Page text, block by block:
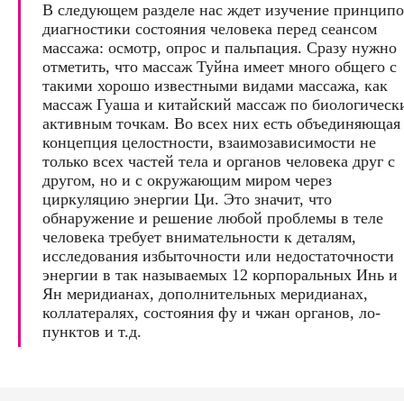
В следующем разделе нас ждет изучение
диагностики состояния человека перед сеансом
массажа: осмотр, опрос и пальпация. Сразу нужно
отметить, что массаж Туйна имеет много общего с
такими хорошо известными видами массажа, как
массаж Гуаша и китайский массаж по
активным точкам. Во всех них есть объединяющая
концепция целостности, взаимозависимости не
только всех частей тела и органов человека друг с
другом, но и с окружающим миром через
циркуляцию энергии Ци. Это значит, что
обнаружение и решение любой проблемы в теле
человека требует внимательности к деталям,
исследования избыточности или недостаточности
энергии в так называемых 12 корпоральных Инь и
Ян меридианах, дополнительных меридианах,
коллатералях, состояния фу и чжан органов, ло-
пунктов и т.д.